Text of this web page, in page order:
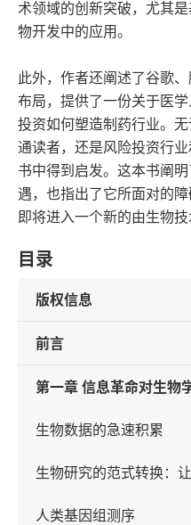
术领域的创新突破，尤其
物开发中的应用。
此外，作者还阐述了谷歌
布局，提供了一份关于医
投资如何塑造制药行业。
通读者，还是风险投资行
书中得到启发。这本书阐
遇，也指出了它所面对的
即将进入一个新的由生物技
目录
版权信息
前言
第一章 信息革命对生物
生物数据的急速积累
生物研究的范式转换：
人类基因组测序